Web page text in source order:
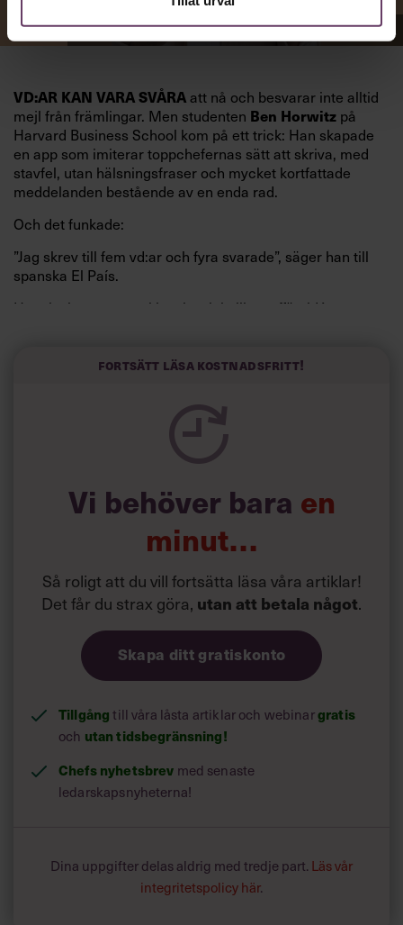
Appen Sinceerly imiterar vd:ars kortfattade språk.
VD:AR KAN VARA SVÅRAatt nå och besvarar inte alltid
mejl från främlingar. Men studenten Ben Horwitz på
Harvard Business School kom på ett trick: Han skapade
en app som imiterar toppchefernas sätt att skriva, med
stavfel, utan hälsningsfraser och mycket kortfattade
meddelanden bestående av en enda rad.
Och det funkade:
”Jag skrev till fem vd:ar och fyra svarade”, säger han till
spanska El País.
Horwitz har nu utvecklat sitt trick till en affärsidé: appen
kortfattat slarviga vd-stilen.
Fortsätt läsa kostnadsfritt!
Vi behöver bara en
minut…
Så roligt att du vill fortsätta läsa våra artiklar!
Det får du strax göra, utan att betala något.
Skapa ditt gratiskonto
Tillgångtill våra låsta artiklar och webinargratis
och utan tidsbegränsning!
Chefs nyhetsbrev med senaste
ledarskapsnyheterna!
Dina uppgifter delas aldrig med tredje part. Läs vår
integritetspolicy här.